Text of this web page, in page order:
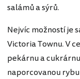
salámů a sýrů.
Nejvíc možností je
Victoria Townu. V
pekárnu a
naporcovanou